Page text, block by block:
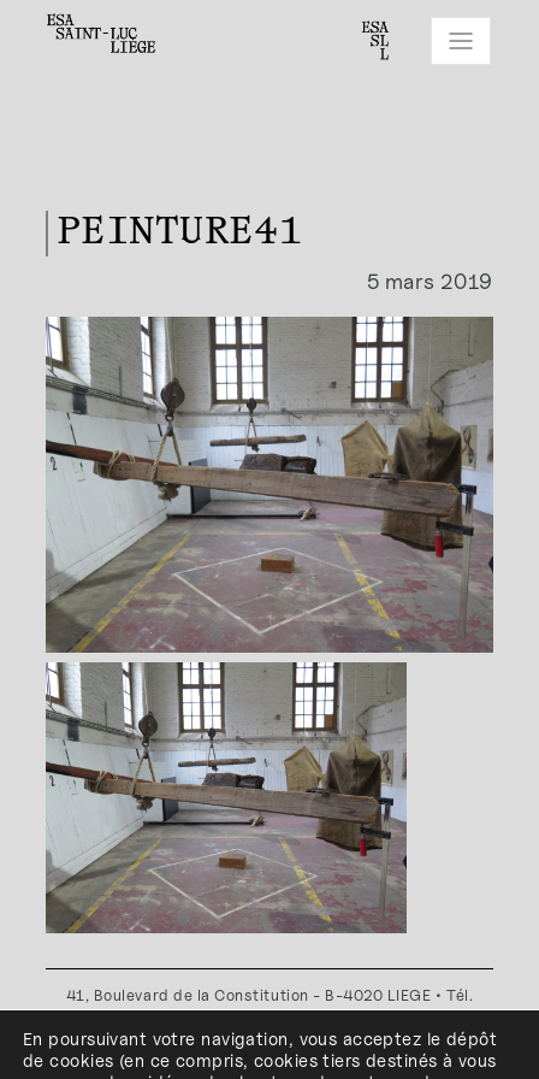
PEINTURE41
5 mars 2019
41, Boulevard de la Constitution - B-4020 LIEGE • Tél.
Plan d'accès•Politique de confidentialité•Politique de
cookies•Conditions générales
En poursuivant votre navigation, vous acceptez le dépôt
de cookies (en ce compris, cookiestiers destinés à vous